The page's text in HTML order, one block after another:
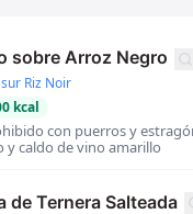
sobre Arroz Negro
Riz Noir
kcal
con puerros y
y caldo de vino amarillo
de Ternera Salteada